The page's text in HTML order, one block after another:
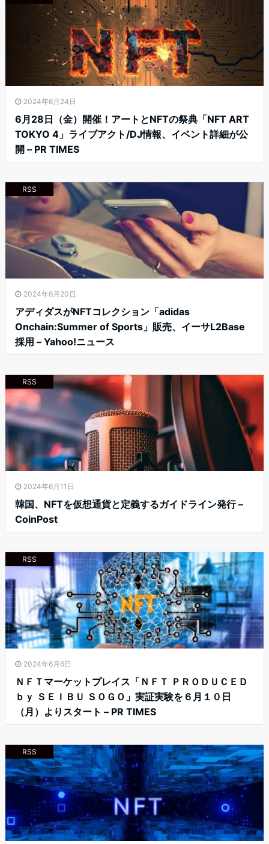
2024年6月24日
6月28日（金）開催！アートとNFTの祭典「NFT ART
TOKYO 4」ライブアクト/DJ情報、イベント詳細が公
開 – PR TIMES
RSS
2024年6月20日
アディダスがNFTコレクション「adidas
Onchain:Summer of Sports」販売、イーサL2Base
採用 – Yahoo!ニュース
RSS
2024年6月11日
韓国、NFTを仮想通貨と定義するガイドライン発行 –
CoinPost
RSS
2024年6月6日
ＮＦＴマーケットプレイス「ＮＦＴ ＰＲＯＤＵＣＥＤ
ｂｙ ＳＥＩＢＵ ＳＯＧＯ」実証実験を６月１０日
（月）よりスタート – PR TIMES
RSS